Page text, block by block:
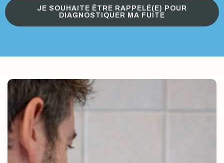
JE SOUHAITE ÊTRE RAPPELÉ(E) POUR
DIAGNOSTIQUER MA FUITE